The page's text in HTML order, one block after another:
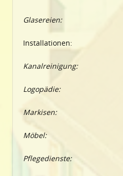
Glasereien:
Installationen:
Kanalreinigung:
Logopädie:
Markisen:
Möbel:
Pflegedienste: